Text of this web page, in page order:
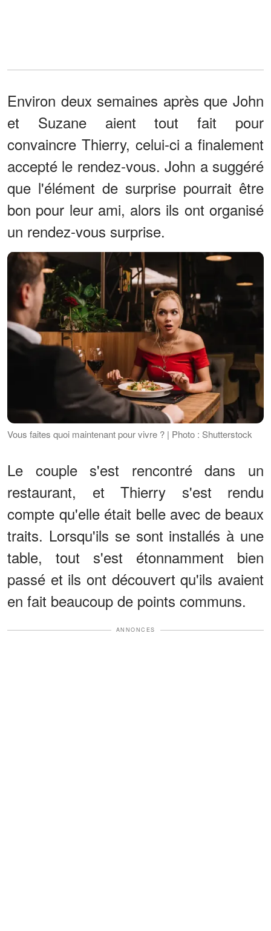
Environ deux semaines après que John
et Suzane aient tout fait pour
convaincre Thierry, celui-ci a finalement
accepté le rendez-vous. John a suggéré
que l'élément de surprise pourrait être
bon pour leur ami, alors ils ont organisé
un rendez-vous surprise.
Vous faites quoi maintenant pour vivre ? | Photo : Shutterstock
Le couple s'est rencontré dans un
restaurant, et Thierry s'est rendu
compte qu'elle était belle avec de beaux
traits. Lorsqu'ils se sont installés à une
table, tout s'est étonnamment bien
passé et ils ont découvert qu'ils avaient
en fait beaucoup de points communs.
ANNONCES